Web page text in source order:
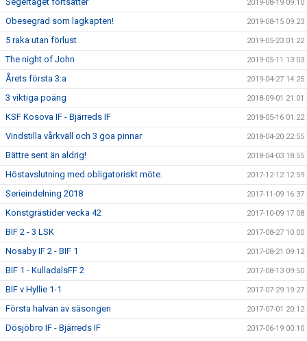
2019-08-19 09:10
Obesegrad som lagkapten! 2019-08-15 09:23
5 raka utan förlust 2019-05-23 01:22
The night of John 2019-05-11 13:03
Årets första 3:a 2019-04-27 14:25
3 viktiga poäng 2018-09-01 21:01
KSF Kosova IF - Bjärreds IF 2018-05-16 01:22
Vindstilla vårkväll och 3 goa pinnar 2018-04-20 22:55
Bättre sent än aldrig! 2018-04-03 18:55
Höstavslutning med obligatoriskt möte. 2017-12-12 12:59
Serieindelning 2018 2017-11-09 16:37
Konstgrästider vecka 42 2017-10-09 17:08
BIF 2 - 3 LSK 2017-08-27 10:00
Nosaby IF 2 - BIF 1 2017-08-21 09:12
BIF 1 - KulladalsFF 2 2017-08-13 09:50
BIF v Hyllie 1-1 2017-07-29 19:27
Första halvan av säsongen 2017-07-01 20:12
Dösjöbro IF - Bjärreds IF 2017-06-19 00:10